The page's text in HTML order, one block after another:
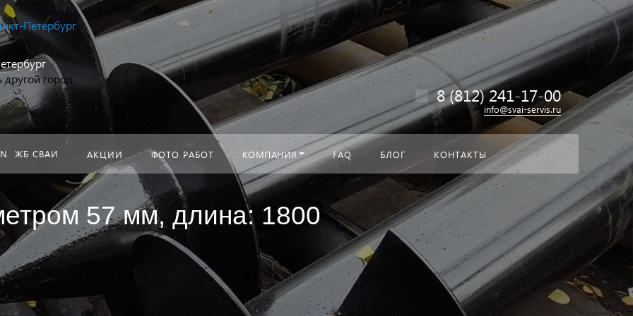
Искать:везде Найти
Петербург
город
8 (812) 241-17-00
info@svai-servis.ru
ЖБ СВАИ АКЦИИ ФОТО РАБОТ КОМПАНИЯ FAQ БЛОГ КОНТАКТЫ
57 мм, длина: 1800